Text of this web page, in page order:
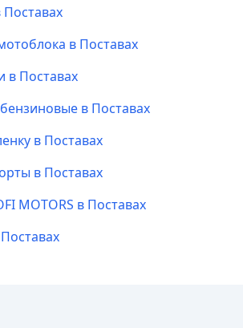
в Поставах
в Поставах
в Поставах
в Поставах
в Поставах
MOTORS в Поставах